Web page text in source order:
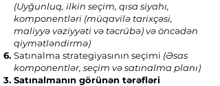
(Uyğunluq, ilkin seçim, qısa siyahı,
komponentləri (müqavilə tarixçəsi,
maliyyə vəziyyəti və təcrübə) və öncədən
qiymətləndirmə)
Satınalma strategiyasının seçimi (Əsas
komponentlər, seçim və satınalma planı)
Satınalmanın görünən tərəfləri